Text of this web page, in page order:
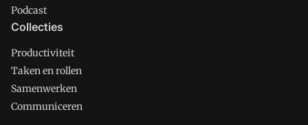
Podcast
Collecties
Productiviteit
Taken en rollen
Samenwerken
Communiceren